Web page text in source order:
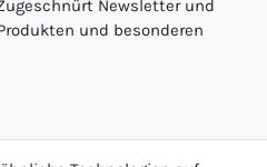
Newsletter und
und besonderen